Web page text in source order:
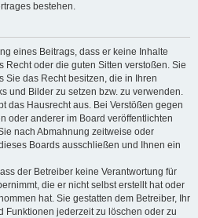
bestehen.
eines Beitrags, dass er keine Inhalte
Recht oder die guten Sitten verstoßen. Sie
Sie das Recht besitzen, die in Ihren
und Bilder zu setzen bzw. zu verwenden.
das Hausrecht aus. Bei Verstößen gegen
oder anderer im Board veröffentlichten
nach Abmahnung zeitweise oder
Boards ausschließen und Ihnen ein
der Betreiber keine Verantwortung für
die er nicht selbst erstellt hat oder
hat. Sie gestatten dem Betreiber, Ihr
Funktionen jederzeit zu löschen oder zu